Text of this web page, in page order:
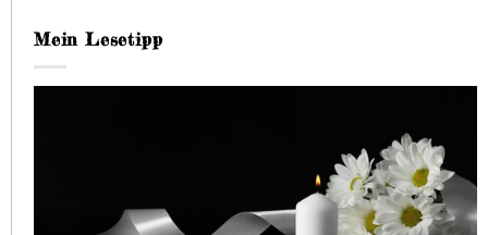
Mein Lesetipp